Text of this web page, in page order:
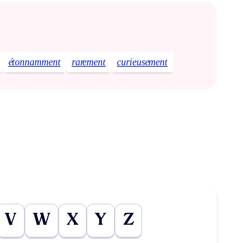
étonnamment rarement curieusement
V W X Y Z